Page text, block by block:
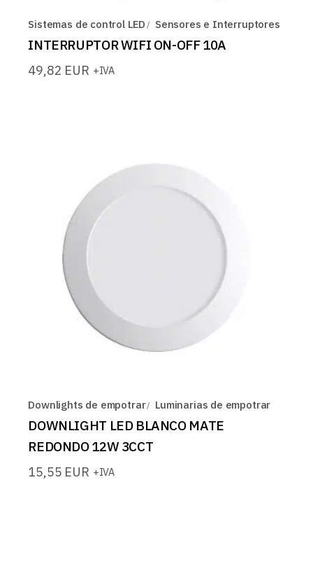
Sistemas de control LED Sensores e Interruptores
INTERRUPTOR WIFI ON-OFF 10A
49,82 EUR +IVA
Downlights de empotrar Luminarias de empotrar
DOWNLIGHT LED BLANCO MATE
REDONDO 12W 3CCT
15,55 EUR +IVA